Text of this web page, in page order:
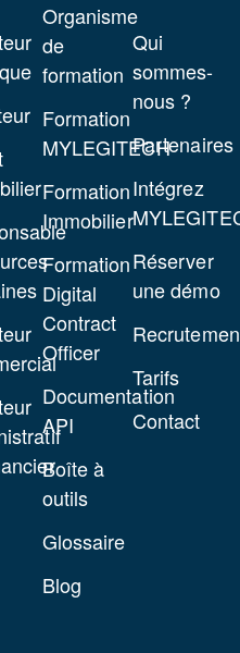
Organisme
de
formation
Formation
MYLEGITECH
Formation
Immobilier
Formation
Digital
Contract
Officer
Documentation
API
Boîte à
outils
Glossaire
Blog
Qui
sommes-
nous ?
Partenaires
Intégrez
Réserver
une démo
Tarifs
Contact